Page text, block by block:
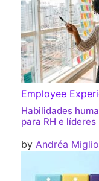
Employee
Habilidades
para RH e líderes
by Andréa